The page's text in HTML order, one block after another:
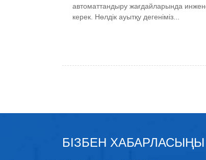
автоматтандыру жағдайларында
керек. Нөлдік ауытқу дегеніміз...
БІЗБЕН ХАБАРЛАСЫҢЫ